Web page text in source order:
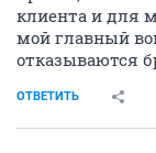
клиента и для
мой главный
отказываются
ОТВЕТИТЬ